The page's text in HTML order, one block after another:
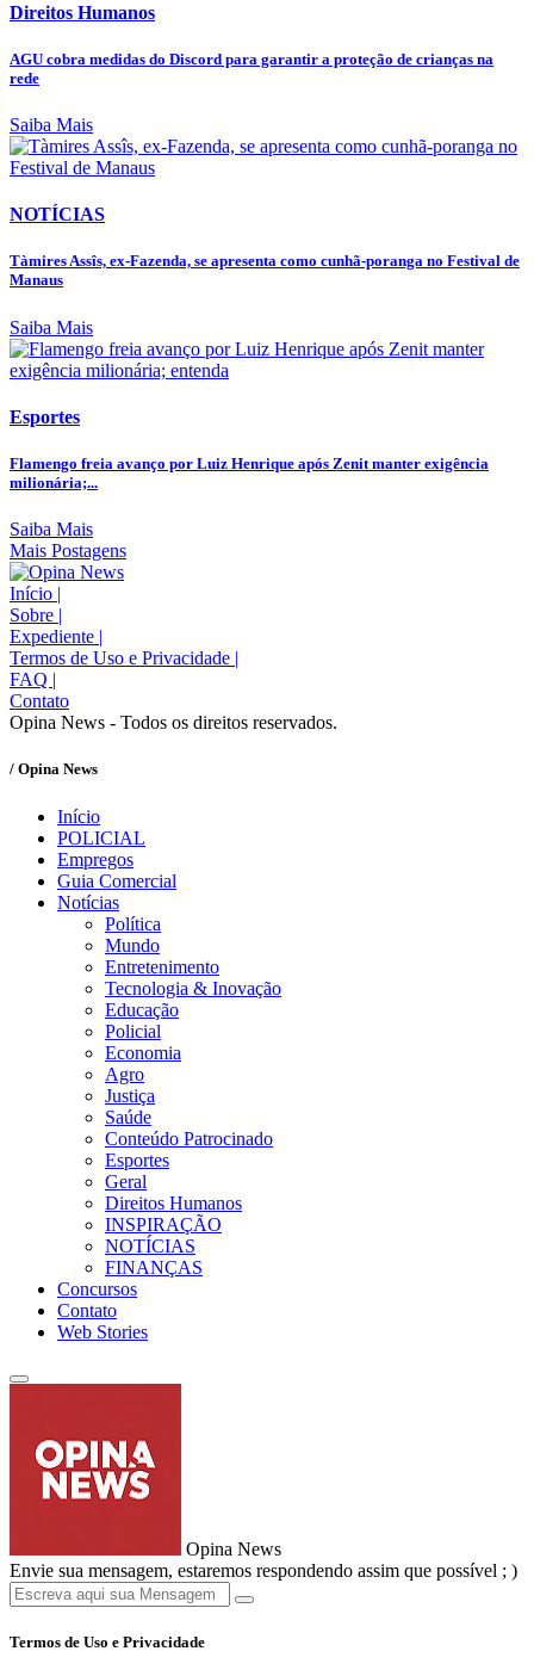
Direitos Humanos
AGU cobra medidas do Discord para garantir a proteção de crianças na
rede
Saiba Mais
NOTÍCIAS
Tàmires Assîs, ex-Fazenda, se apresenta como cunhã-poranga no Festival de
Manaus
Saiba Mais
Esportes
Flamengo freia avanço por Luiz Henrique após Zenit manter exigência
milionária;...
Saiba Mais
Mais Postagens
Início |
Sobre |
Expediente |
Termos de Uso e Privacidade |
FAQ |
Contato
Opina News - Todos os direitos reservados.
/ Opina News
Início
POLICIAL
Empregos
Guia Comercial
Notícias
Política
Mundo
Entretenimento
Tecnologia & Inovação
Educação
Policial
Economia
Agro
Justiça
Saúde
Conteúdo Patrocinado
Esportes
Geral
Direitos Humanos
INSPIRAÇÃO
NOTÍCIAS
FINANÇAS
Concursos
Contato
Web Stories
Opina News
Envie sua mensagem, estaremos respondendo assim que possível ; )
Termos de Uso e Privacidade